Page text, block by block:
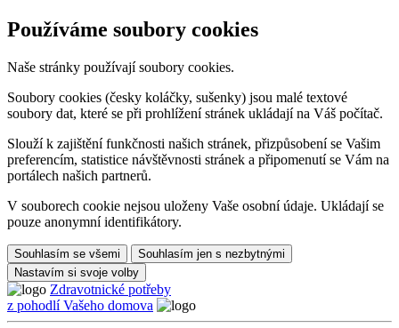
Používáme soubory cookies
Naše stránky používají soubory cookies.
Soubory cookies (česky koláčky, sušenky) jsou malé textové
soubory dat, které se při prohlížení stránek ukládají na Váš počítač.
Slouží k zajištění funkčnosti našich stránek, přizpůsobení se Vašim
preferencím, statistice návštěvnosti stránek a připomenutí se Vám na
portálech našich partnerů.
V souborech cookie nejsou uloženy Vaše osobní údaje. Ukládají se
pouze anonymní identifikátory.
Souhlasím se všemi
Souhlasím jen s nezbytnými
Nastavím si svoje volby
Zdravotnické potřeby
z pohodlí Vašeho domova